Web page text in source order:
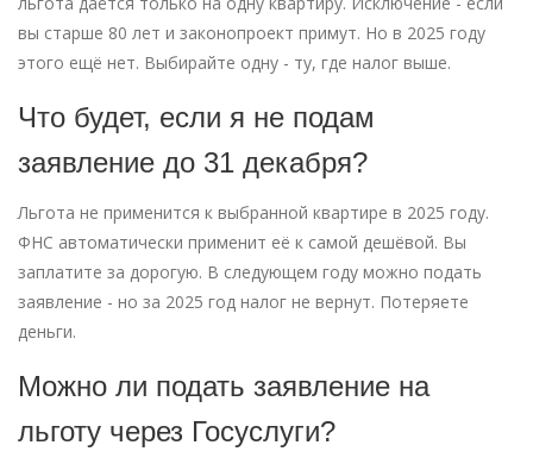
вы старше 80 лет и законопроект примут. Но в 2025 году
этого ещё нет. Выбирайте одну - ту, где налог выше.
Что будет, если я не подам
заявление до 31 декабря?
Льгота не применится к выбранной квартире в 2025 году.
ФНС автоматически применит её к самой дешёвой. Вы
заплатите за дорогую. В следующем году можно подать
заявление - но за 2025 год налог не вернут. Потеряете
деньги.
Можно ли подать заявление на
льготу через Госуслуги?